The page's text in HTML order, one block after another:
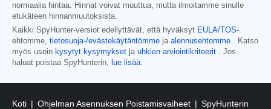
normaalia hintaa. Hinnat voivat muuttua, mutta ilmoitamme sinulle
etukäteen hinnanmuutoksista.
Kaikki SpyHunter-versiot edellyttävät, että hyväksyt EULA/TOS-
ehtomme, tietosuoja-/evästekäytäntömme ja alennusehtomme . Katso
myös usein kysytyt kysymykset ja uhkien arviointikriteerit . Jos
haluat poistaa SpyHunterin,
lue lisää
Koti Ohjelman Asennuksen Poistamisvaiheet
SpyHunterin